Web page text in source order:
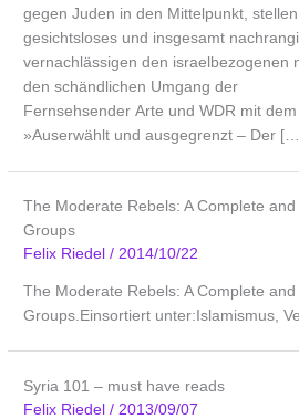
gegen Juden in den Mittelpunkt,
gesichtsloses und insgesamt
vernachlässigen den israelbezogenen
den schändlichen Umgang der
Fernsehsender Arte und WDR mit
»Auserwählt und ausgegrenzt – Der
The Moderate Rebels: A Complete
Groups
Felix Riedel/2014/10/22
The Moderate Rebels: A Complete
Groups.Einsortiert unter:Islamismus,
Syria 101 – must have reads
Felix Riedel/ 2013/09/07